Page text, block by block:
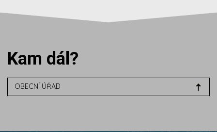
Kam dál?
OBECNÍ ÚŘAD